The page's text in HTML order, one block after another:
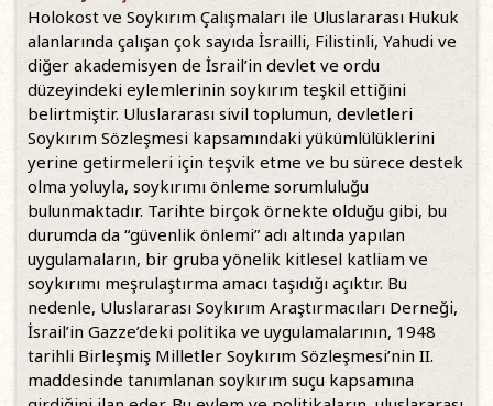
Holokost ve Soykırım Çalışmaları ile Uluslararası Hukuk
alanlarında çalışan çok sayıda İsrailli, Filistinli, Yahudi ve
diğer akademisyen de İsrail’in devlet ve ordu
düzeyindeki eylemlerinin soykırım teşkil ettiğini
belirtmiştir. Uluslararası sivil toplumun, devletleri
Soykırım Sözleşmesi kapsamındaki yükümlülüklerini
yerine getirmeleri için teşvik etme ve bu sürece destek
olma yoluyla, soykırımı önleme sorumluluğu
bulunmaktadır. Tarihte birçok örnekte olduğu gibi, bu
durumda da “güvenlik önlemi” adı altında yapılan
uygulamaların, bir gruba yönelik kitlesel katliam ve
soykırımı meşrulaştırma amacı taşıdığı açıktır. Bu
nedenle, Uluslararası Soykırım Araştırmacıları Derneği,
İsrail’in Gazze’deki politika ve uygulamalarının, 1948
tarihli Birleşmiş Milletler Soykırım Sözleşmesi’nin II.
maddesinde tanımlanan soykırım suçu kapsamına